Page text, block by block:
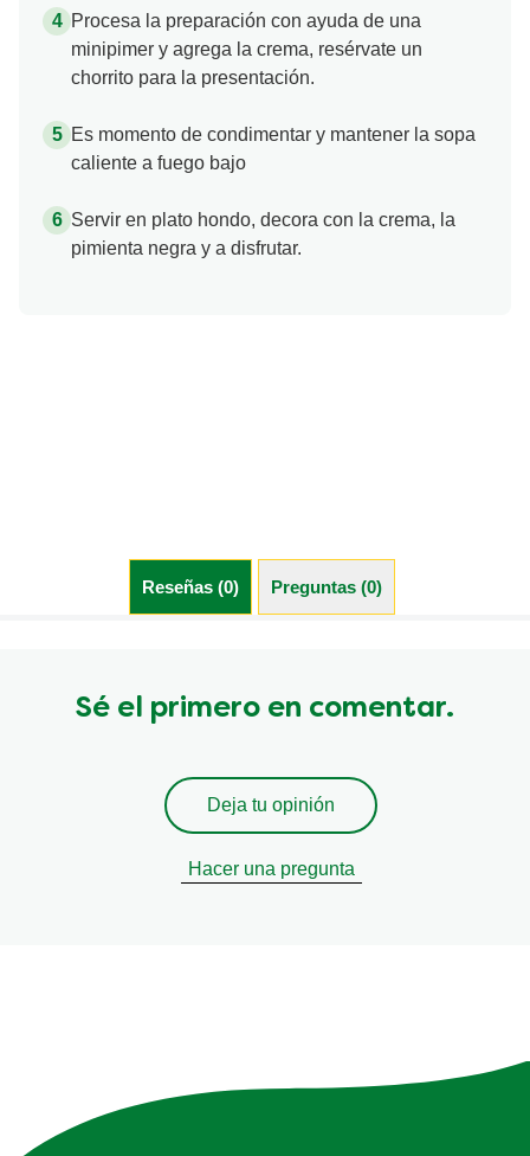
Procesa la preparación con ayuda de una
minipimer y agrega la crema, resérvate un
chorrito para la presentación.
Es momento de condimentar y mantener la sopa
caliente a fuego bajo
Servir en plato hondo, decora con la crema, la
pimienta negra y a disfrutar.
Reseñas (0) Preguntas (0)
Sé el primero en comentar.
Deja tu opinión
Hacer una pregunta